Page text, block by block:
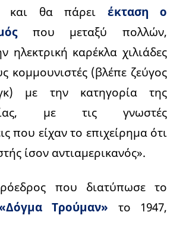
και θα πάρει έκταση ο
που μεταξύ πολλών,
ηλεκτρική καρέκλα χιλιάδες
κομμουνιστές (βλέπε ζεύγος
με την κατηγορία της
με τις γνωστές
που είχαν το επιχείρημα ότι
ίσον αντιαμερικανός».
που διατύπωσε το
Τρούμαν» το 1947,